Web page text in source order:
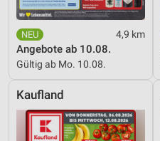
4,9 km
Angebote ab 10.08.
Gültig ab Mo. 10.08.
Kaufland